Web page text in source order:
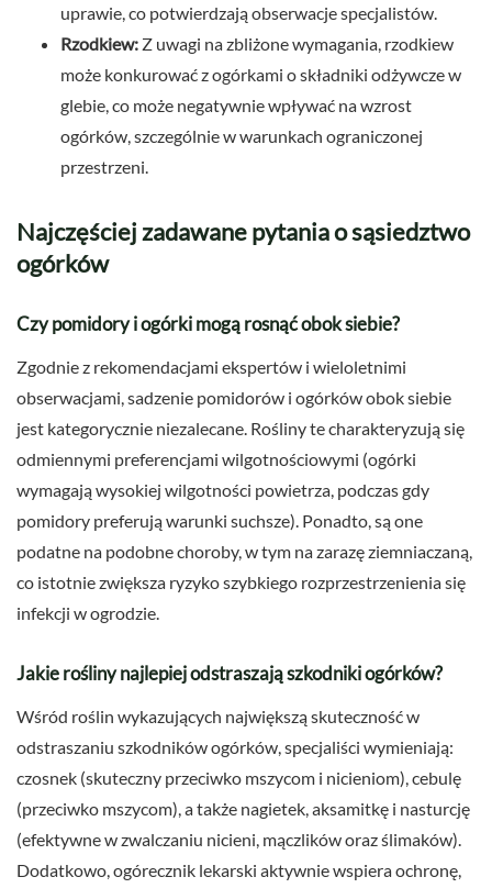
uprawie, co potwierdzają obserwacje specjalistów.
Rzodkiew: Z uwagi na zbliżone wymagania, rzodkiew
może konkurować z ogórkami o składniki odżywcze w
glebie, co może negatywnie wpływać na wzrost
ogórków, szczególnie w warunkach ograniczonej
przestrzeni.
Najczęściej zadawane pytania o sąsiedztwo
ogórków
Czy pomidory i ogórki mogą rosnąć obok siebie?
Zgodnie z rekomendacjami ekspertów i wieloletnimi
obserwacjami, sadzenie pomidorów i ogórków obok siebie
jest kategorycznie niezalecane. Rośliny te charakteryzują się
odmiennymi preferencjami wilgotnościowymi (ogórki
wymagają wysokiej wilgotności powietrza, podczas gdy
pomidory preferują warunki suchsze). Ponadto, są one
podatne na podobne choroby, w tym na zarazę ziemniaczaną,
co istotnie zwiększa ryzyko szybkiego rozprzestrzenienia się
infekcji w ogrodzie.
Jakie rośliny najlepiej odstraszają szkodniki ogórków?
Wśród roślin wykazujących największą skuteczność w
odstraszaniu szkodników ogórków, specjaliści wymieniają:
czosnek (skuteczny przeciwko mszycom i nicieniom), cebulę
(przeciwko mszycom), a także nagietek, aksamitkę i nasturcję
(efektywne w zwalczaniu nicieni, mączlików oraz ślimaków).
Dodatkowo, ogórecznik lekarski aktywnie wspiera ochronę,